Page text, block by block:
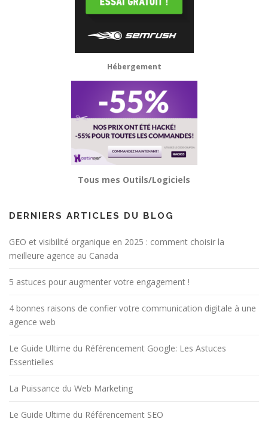
Hébergement
Tous mes Outils/Logiciels
DERNIERS ARTICLES DU BLOG
GEO et visibilité organique en 2025 : comment choisir la
meilleure agence au Canada
5 astuces pour augmenter votre engagement !
4 bonnes raisons de confier votre communication digitale à une
agence web
Le Guide Ultime du Référencement Google: Les Astuces
Essentielles
La Puissance du Web Marketing
Le Guide Ultime du Référencement SEO